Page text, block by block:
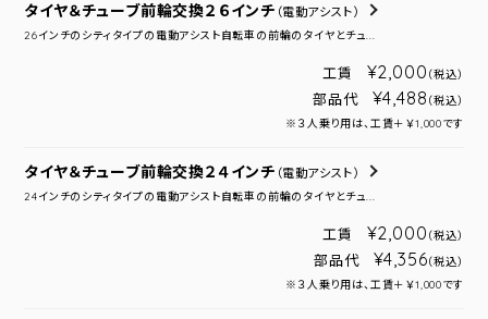
タイヤ＆チューブ前輪交換２６インチ （電動アシスト）
26インチのシティタイプの電動アシスト自転車の前輪のタイヤとチュ...
工賃 ¥2,000 （税込）
部品代 ¥4,488 （税込）
※３人乗り用は、工賃＋￥1,000です
タイヤ＆チューブ前輪交換２４インチ （電動アシスト）
24インチのシティタイプの電動アシスト自転車の前輪のタイヤとチュ...
工賃 ¥2,000 （税込）
部品代 ¥4,356（税込）
※３人乗り用は、工賃＋￥1,000です